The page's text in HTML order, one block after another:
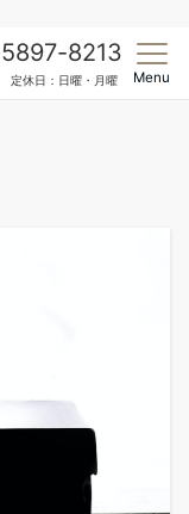
8213
休日：日曜・月曜 Menu